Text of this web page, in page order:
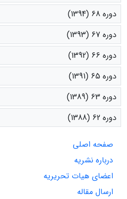
دوره 68 (1394)
دوره 67 (1393)
دوره 66 (1392)
دوره 65 (1391)
دوره 63 (1389)
دوره 62 (1388)
صفحه اصلی
درباره نشریه
اعضای هیات تحریریه
ارسال مقاله